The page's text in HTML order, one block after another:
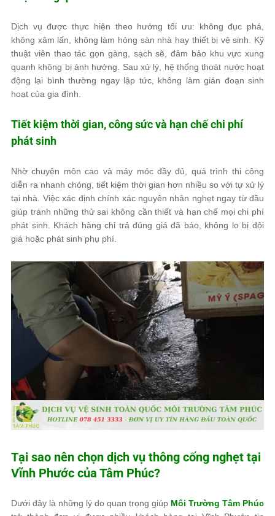
Dịch vụ được thực hiện theo hướng tối ưu: không đục phá,
không xâm lấn, không làm hỏng sàn nhà hay thiết bị vệ sinh. Kỹ
thuật viên thao tác gọn gàng, sạch sẽ, đảm bảo khu vực xung
quanh không bị ảnh hưởng. Sau xử lý, hệ thống thoát nước hoạt
động lại bình thường ngay lập tức, không làm gián đoạn sinh
hoạt của gia đình.
Tiết kiệm thời gian, công sức và hạn chế chi phí
phát sinh
Nhờ chuyên môn cao và máy móc đầy đủ, quá trình thi công
diễn ra nhanh chóng, tiết kiệm thời gian hơn nhiều so với tự xử lý
tại nhà. Việc xác định chính xác nguyên nhân nghẹt ngay từ đầu
giúp tránh những thử sai không cần thiết và hạn chế mọi chi phí
phát sinh. Khách hàng chỉ trả đúng giá đã báo, không lo bị đội
giá hoặc phát sinh phụ phí.
Tại sao nên chọn dịch vụ thông cống nghẹt tại
Vĩnh Phước của Tâm Phúc?
Dưới đây là những lý do quan trọng giúp Môi Trường Tâm Phúc